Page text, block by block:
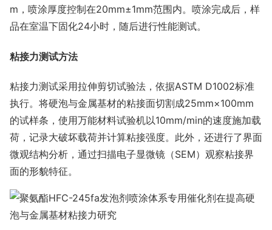
m，喷涂厚度控制在20mm±1mm范围内。喷涂完成后，样
品在室温下固化24小时，随后进行性能测试。
粘接力测试方法
粘接力测试采用拉伸剪切试验法，依据ASTM D1002标准
执行。将硬泡与金属基材的粘接面切割成25mm×100mm
的试样条，使用万能材料试验机以10mm/min的速度施加载
荷，记录大破坏载荷并计算粘接强度。此外，还进行了界面
微观结构分析，通过扫描电子显微镜（SEM）观察粘接界
面的形貌特征。